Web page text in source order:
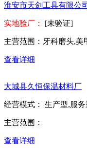
淮安市天剑工具有限公司
实地验厂： [未验证]
主营范围： 牙科磨头,美
查看详细
大城县久恒保温材料厂
经营模式： 生产型,服务
主营范围：
查看详细